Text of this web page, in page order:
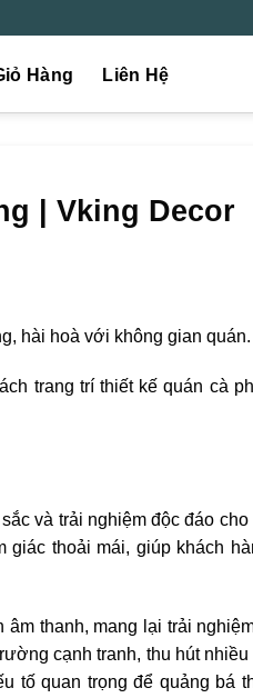
Hàng Liên Hệ
| Vking Decor
hài hoà với không gian quán.
trang trí thiết kế quán cà
và trải nghiệm độc đáo cho
giác thoải mái, giúp khách
thanh, mang lại trải
cạnh tranh, thu hút nhiều
tố quan trọng để quảng bá